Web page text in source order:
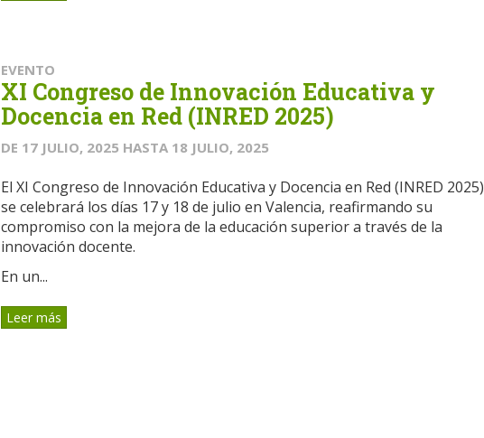
EVENTO
XI Congreso de Innovación Educativa y
Docencia en Red (INRED 2025)
DE 17 JULIO, 2025 HASTA 18 JULIO, 2025
El XI Congreso de Innovación Educativa y Docencia en Red (INRED 2025)
se celebrará los días 17 y 18 de julio en Valencia, reafirmando su
compromiso con la mejora de la educación superior a través de la
innovación docente.
En un...
Leer más